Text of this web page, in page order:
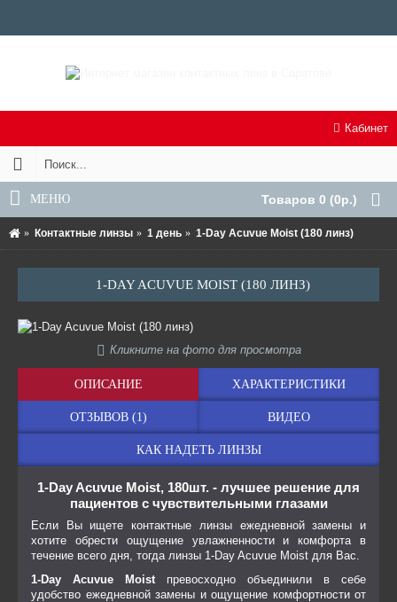
Товаров 0 (0р.)
Кабинет
МЕНЮ
Контактные линзы 1 день 1-Day Acuvue Moist (180 линз)
1-DAY ACUVUE MOIST (180 ЛИНЗ)
Кликните на фото для просмотра
ОПИСАНИЕ ХАРАКТЕРИСТИКИ
ОТЗЫВОВ (1) ВИДЕО
КАК НАДЕТЬ ЛИНЗЫ
1-Day Acuvue Moist, 180шт. - лучшее решение для
пациентов с чувствительными глазами
Если Вы ищете контактные линзы ежедневной замены и
хотите обрести ощущение увлажненности и комфорта в
течение всего дня, тогда линзы 1-Day Acuvue Moist для Вас.
1-Day Acuvue Moistпревосходно объединили в себе
удобство ежедневной замены и ощущение комфортности от